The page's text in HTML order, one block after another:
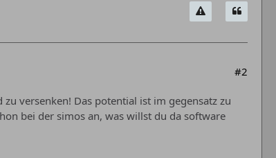
#2
versenken! Das potential ist im gegensatz zu
bei der simos an, was willst du da software